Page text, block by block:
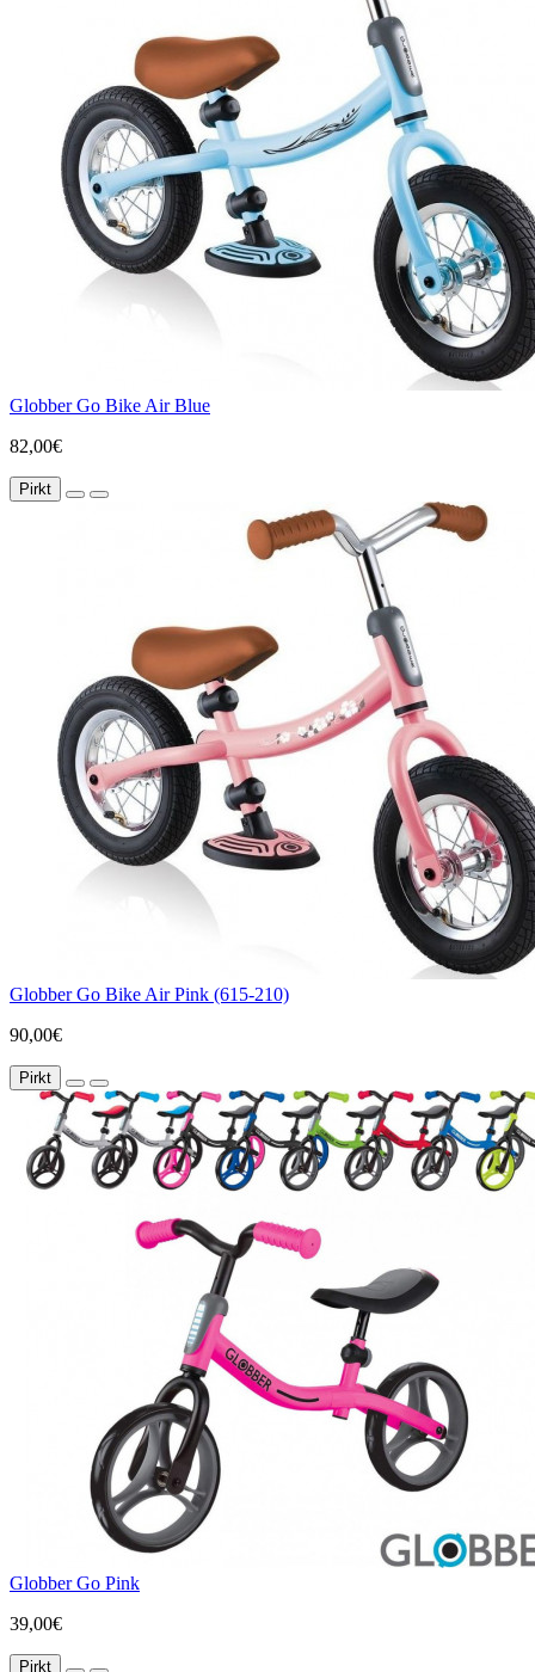
Globber Go Bike Air Blue
82,00€
Pirkt
Globber Go Bike Air Pink (615-210)
90,00€
Pirkt
Globber Go Pink
39,00€
Pirkt